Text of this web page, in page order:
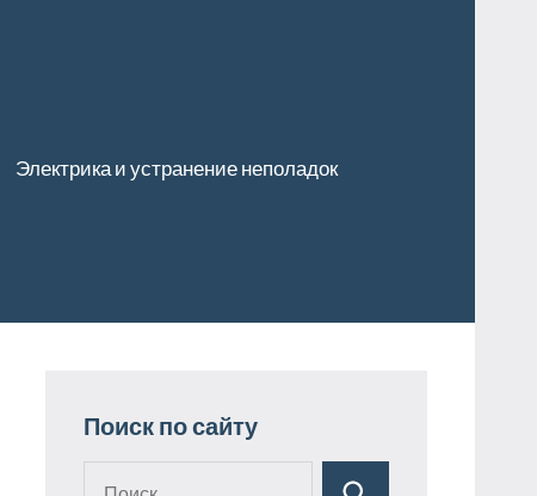
Электрика и устранение неполадок
Поиск по сайту